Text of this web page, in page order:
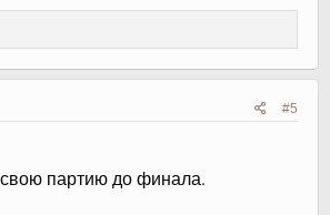
#5
партию до финала.